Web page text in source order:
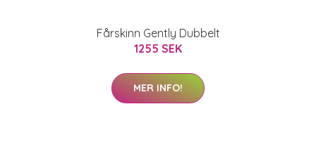
Fårskinn Gently Dubbelt
1255 SEK
MER INFO!